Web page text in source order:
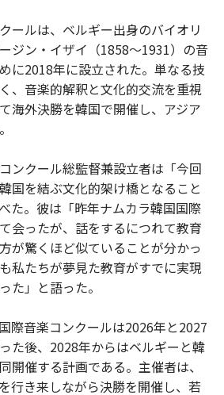
ールは、ベルギー出身のバイオリ
ジン・イザイ（1858～1931）の音
に2018年に設立された。単なる技
、音楽的解釈と文化的交流を重視
海外決勝を韓国で開催し、アジア
ンクール総監督兼設立者は「今回
国を結ぶ文化的架け橋となること
た。彼は「昨年ナムカラ韓国国際
会ったが、話をするにつれて教育
が驚くほど似ていることが分かっ
私たちが夢見た教育がすでに実現
た」と語った。
際音楽コンクールは2026年と2027
た後、2028年からはベルギーと韓
開催する計画である。主催者は、
行き来しながら決勝を開催し、若